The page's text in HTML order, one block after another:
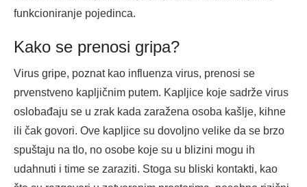
funkcioniranje pojedinca.
Kako se prenosi gripa?
Virus gripe, poznat kao influenza virus, prenosi se
prvenstveno kapljičnim putem. Kapljice koje sadrže virus
oslobađaju se u zrak kada zaražena osoba kašlje, kihne
ili čak govori. Ove kapljice su dovoljno velike da se brzo
spuštaju na tlo, no osobe koje su u blizini mogu ih
udahnuti i time se zaraziti. Stoga su bliski kontakti, kao